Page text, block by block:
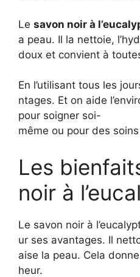
Le savon noir à
a peau. Il la nettoie,
doux et convient à
En l’utilisant tous les
ntages. Et on aide
pour soigner soi-
même ou pour des
Les
noir à
Le savon noir à
ur ses avantages. Il
aise la peau. Cela
heur.